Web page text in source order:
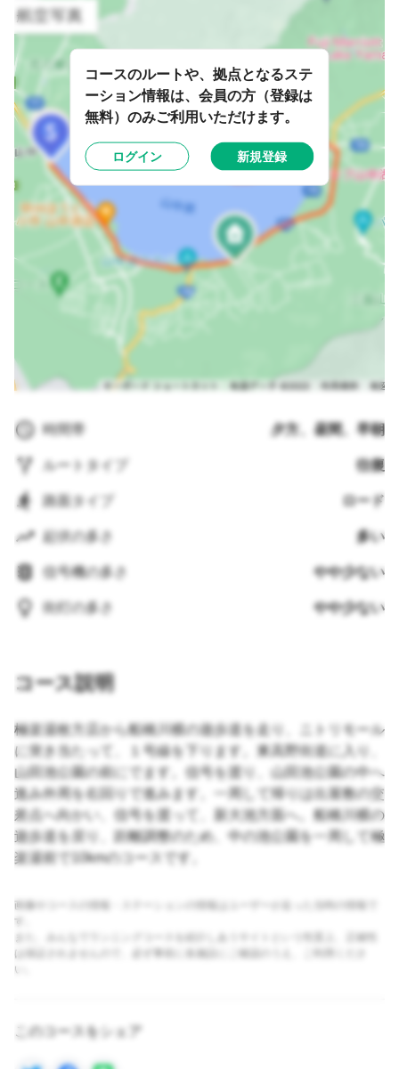
時間帯 夕方、昼間、早朝
ルートタイプ 往復
路面タイプ ロード
起伏の多さ 多い
信号機の多さ やや少ない
街灯の多さ やや少ない
コース説明
極楽湯枚方店から船橋川横の遊歩道を走り、ニトリモール
に突き当たって、１号線を下ります。東高野街道に入り、
山田池公園の前にでます。信号を渡り、山田池公園の中へ
進み外周を右回りで進みます。一周して帰りは出屋敷の交
差点へ向かい、信号を渡って、新大池方面へ。船橋川横の
遊歩道を戻り、距離調整のため、中の池公園を一周して極
楽湯前で10kmのコースです。
画像やコースの情報・ステーションの情報はユーザーが走った当時の情報で
す。
また、みんなでランニングコースを紹介しあうサイトという性質上、正確性
は保証されませんので、必ず事前に各施設にご確認のうえ、ご利用くださ
い。
このコースをシェア
コースのルートや、拠点となるステ
ーション情報は、会員の方（登録は
無料）のみご利用いただけます。
ログイン 新規登録